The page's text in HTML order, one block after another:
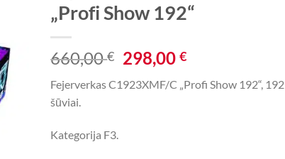
„Profi Show 192“
660,00€ Original
price
was:
298,00€Current
is:
Fejerverkas C1923XMF/C „Profi Show 192“, 192
šūviai.
Kategorija F3.